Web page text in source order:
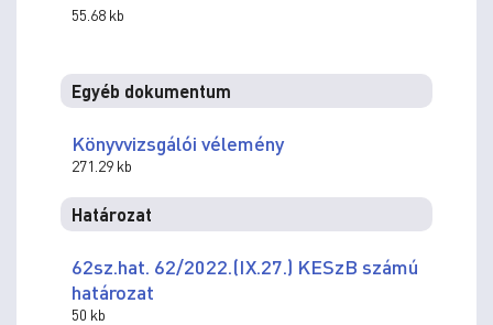
55.68 kb
Egyéb dokumentum
Könyvvizsgálói vélemény
271.29 kb
Határozat
62sz.hat. 62/2022.(IX.27.) KESzB számú
határozat
50 kb